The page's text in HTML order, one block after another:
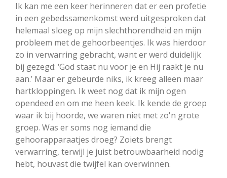
Ik kan me een keer herinneren dat er een profetie
in een gebedssamenkomst werd uitgesproken dat
helemaal sloeg op mijn slechthorendheid en mijn
probleem met de gehoorbeentjes. Ik was hierdoor
zo in verwarring gebracht, want er werd duidelijk
bij gezegd: ‘God staat nu voor je en Hij raakt je nu
aan.’ Maar er gebeurde niks, ik kreeg alleen maar
hartkloppingen. Ik weet nog dat ik mijn ogen
opendeed en om me heen keek. Ik kende de groep
waar ik bij hoorde, we waren niet met zo'n grote
groep. Was er soms nog iemand die
gehoorapparaatjes droeg? Zoiets brengt
verwarring, terwijl je juist betrouwbaarheid nodig
hebt, houvast die twijfel kan overwinnen.